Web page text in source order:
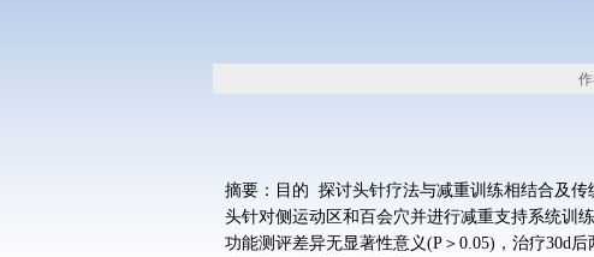
摘要：目的 探讨头针疗法与减重训练相结合及
头针对侧运动区和百会穴并进行减重支持系统训
功能测评差异无显著性意义(P＞0.05)，治疗30d